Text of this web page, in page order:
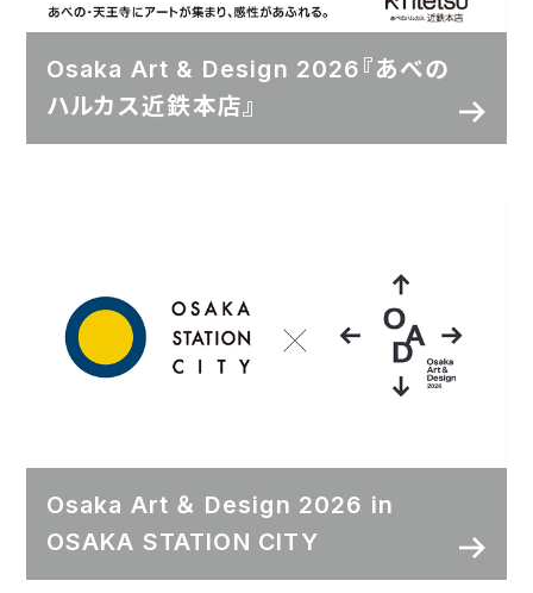
Osaka Art & Design 2026『あべの
ハルカス近鉄本店』
Osaka Art ＆ Design 2026 in
OSAKA STATION CITY